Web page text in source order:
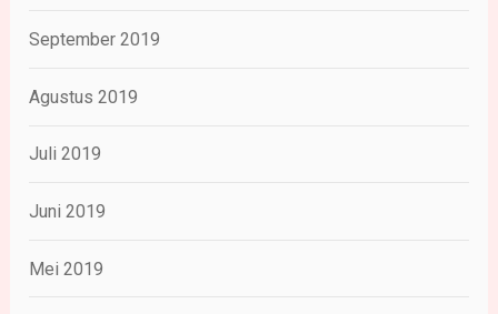
September 2019
Agustus 2019
Juli 2019
Juni 2019
Mei 2019